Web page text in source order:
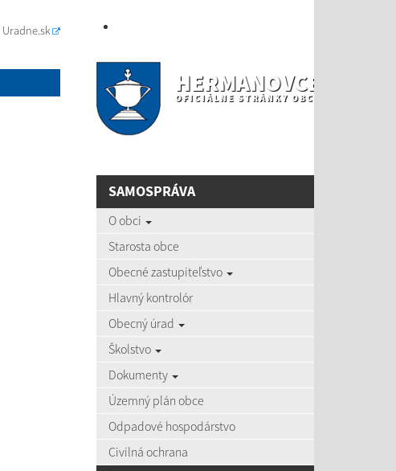
Uradne.sk
HERMANOVCE NAD
OFICIÁLNE STRÁNKY OBCE
SAMOSPRÁVA
O obci
Starosta obce
Obecné zastupiteľstvo
Hlavný kontrolór
Obecný úrad
Školstvo
Dokumenty
Územný plán obce
Odpadové hospodárstvo
Civilná ochrana